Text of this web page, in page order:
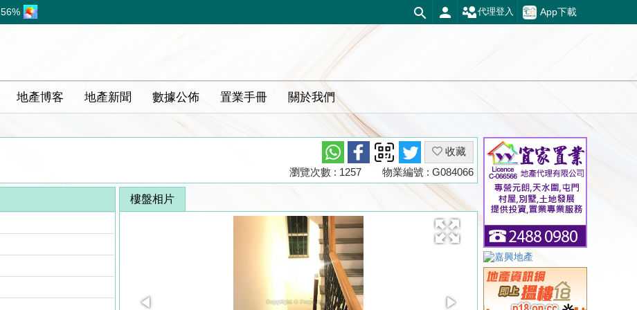
56% App下載
代理登入
地產博客 地產新聞 數據公佈 置業手冊 關於我們
收藏
物業編號 : G084066
瀏覽次數 : 1257
樓盤相片